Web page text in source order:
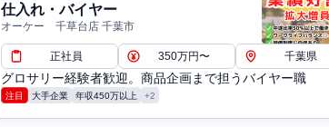
仕入れ・バイヤー
オーケー 千草台店 千葉市
正社員 350万円〜 千葉県
グロサリー経験者歓迎。商品企画まで担うバイヤー職
注目 大手企業 年収450万以上 +2